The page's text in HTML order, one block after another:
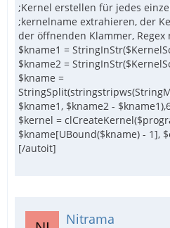
;Kernel erstellen für jedes
;kernelname extrahieren, der
der öffnenden Klammer, Regex
$kname1 =
$kname2 =
$kname =
$kname1, $kname2 -
$kernel =
$kname[UBound($kname) - 1],
[/autoit]
Nitrama